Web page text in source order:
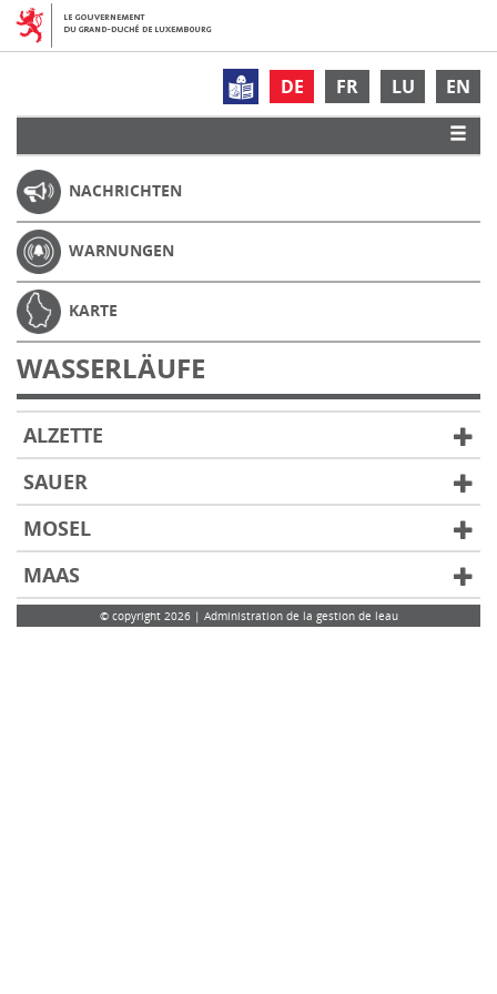
DE FR LU EN
NACHRICHTEN
WARNUNGEN
KARTE
WASSERLÄUFE
ALZETTE
SAUER
MOSEL
MAAS
© copyright 2026 | Administration de la gestion de leau